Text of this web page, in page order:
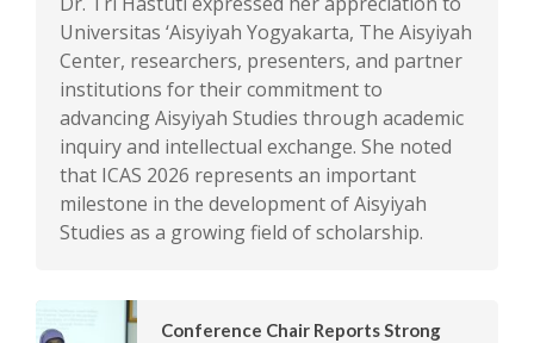
Universitas ‘Aisyiyah Yogyakarta, The Aisyiyah
Center, researchers, presenters, and partner
institutions for their commitment to
advancing Aisyiyah Studies through academic
inquiry and intellectual exchange. She noted
that ICAS 2026 represents an important
milestone in the development of Aisyiyah
Studies as a growing field of scholarship.
Conference Chair Reports Strong